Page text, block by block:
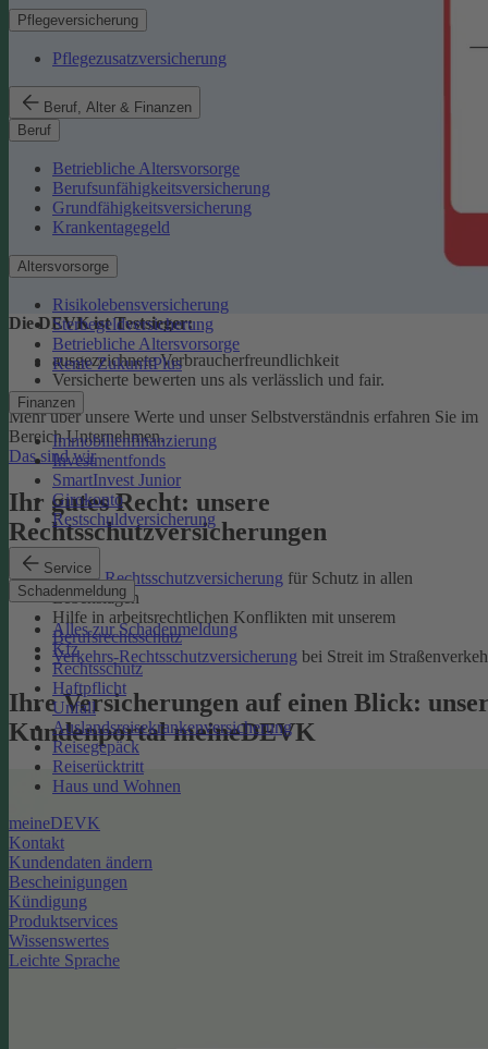
Pflegeversicherung
Pflegezusatzversicherung
Beruf, Alter & Finanzen
Beruf
Betriebliche Altersvorsorge
Berufsunfähigkeitsversicherung
Grundfähigkeitsversicherung
Krankentagegeld
Altersvorsorge
Risikolebensversicherung
Sterbegeldversicherung
Betriebliche Altersvorsorge
Rente ZukunftPlus
Finanzen
Immobilienfinanzierung
Investmentfonds
SmartInvest Junior
Girokonto
Restschuldversicherung
Service
Schadenmeldung
Alles zur Schadenmeldung
Kfz
Rechtsschutz
Haftpflicht
Unfall
Auslandsreisekrankenversicherung
Reisegepäck
Reiserücktritt
Haus und Wohnen
meineDEVK
Kontakt
Kundendaten ändern
Bescheinigungen
Kündigung
Produktservices
Wissenswertes
Leichte Sprache
Die DEVK ist Testsieger:
ausgezeichnete Verbraucherfreundlichkeit
Versicherte bewerten uns als verlässlich und fair.
Mehr über unsere Werte und unser Selbstverständnis erfahren Sie im
Bereich Unternehmen.
Das sind wir
Ihr gutes Recht: unsere
Rechtsschutzversicherungen
Private Rechtsschutzversicherung für Schutz in allen
Lebenslagen
Hilfe in arbeitsrechtlichen Konflikten mit unserem
Berufsrechtsschutz
Verkehrs-Rechtsschutzversicherung bei Streit im
Ihre Versicherungen auf einen Blick:
Kundenportal meineDEVK